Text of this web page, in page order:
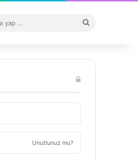
...
Unuttunuz mu?